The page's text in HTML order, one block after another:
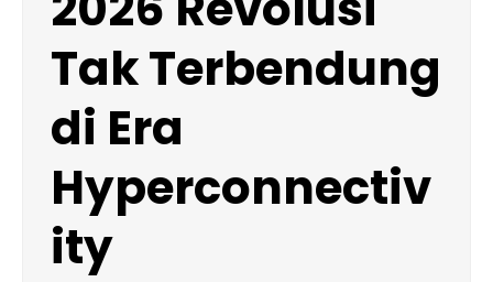
Tak Terbendung
di Era
Hyperconnectiv
ity